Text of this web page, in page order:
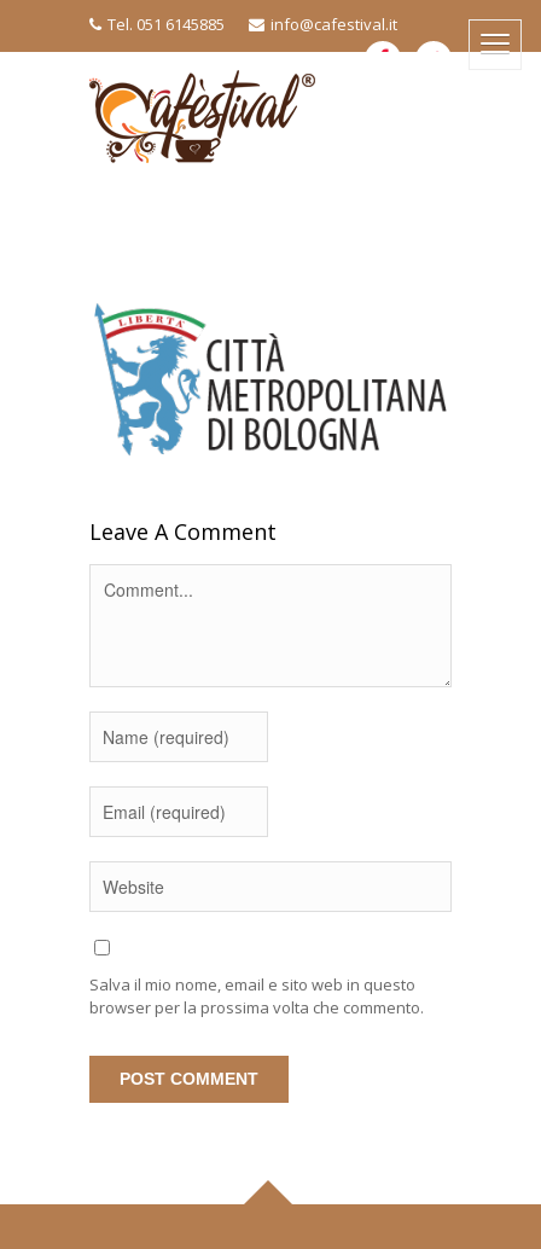
Tel. 051 6145885 info@cafestival.it
Leave A Comment
Salva il mio nome, email e sito web in questo
browser per la prossima volta che commento.